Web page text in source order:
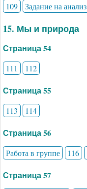
109 Задание на анализ
15. Мы и природа
Страница 54
111 112
Страница 55
113 114
Страница 56
Работа в группе 116
Страница 57